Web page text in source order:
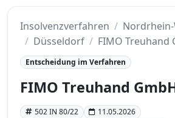
Insolvenzverfahren
Düsseldorf
FIMO Treuhand
Entscheidung im Verfahren
FIMO Treuhand
502 IN 80/22
11.05.2026